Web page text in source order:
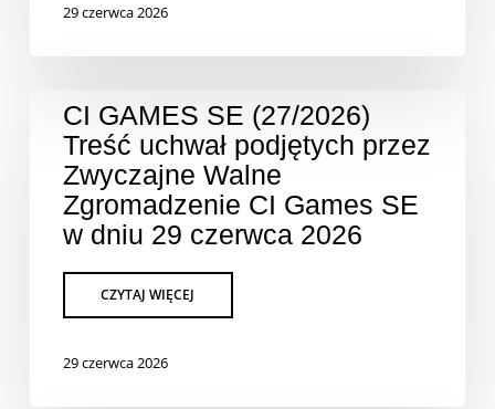
29 czerwca 2026
CI GAMES SE (27/2026)
Treść uchwał podjętych przez
Zwyczajne Walne
Zgromadzenie CI Games SE
w dniu 29 czerwca 2026
29 czerwca 2026